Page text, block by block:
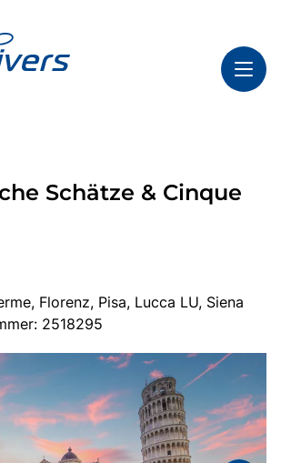
Schätze & Cinque
Florenz, Pisa, Lucca LU, Siena
2518295